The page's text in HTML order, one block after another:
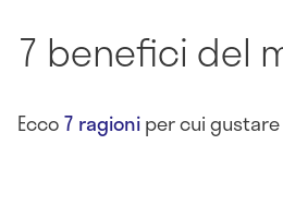
7 benefici del
Ecco7 ragioniper cui gustare